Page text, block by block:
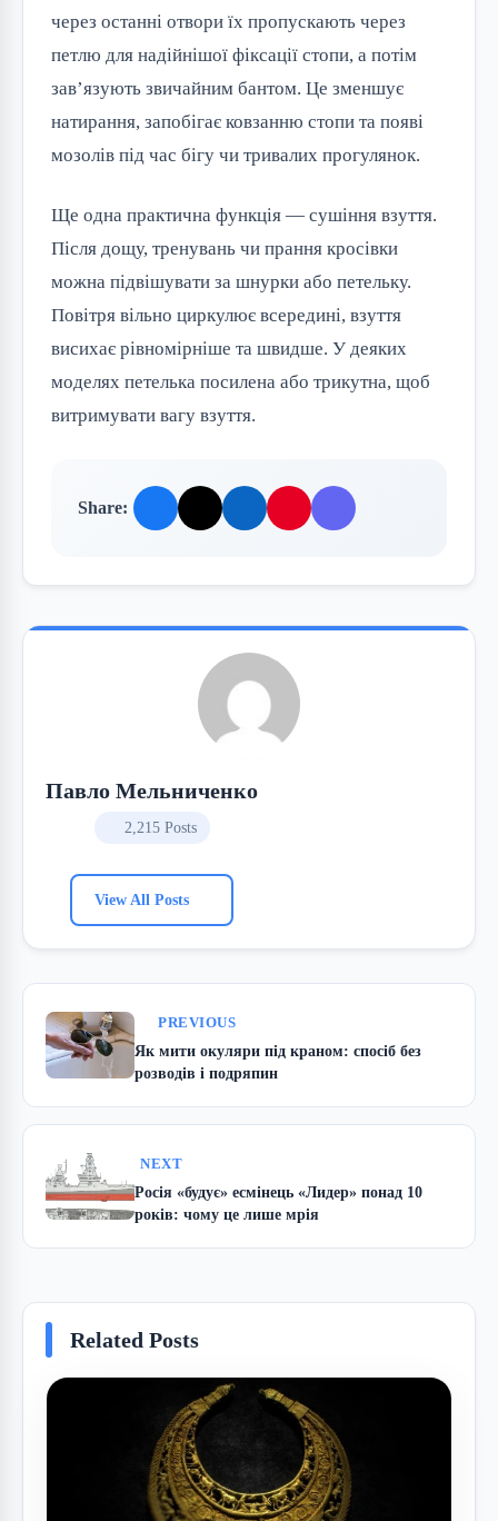
через останні отвори їх пропускають через
петлю для надійнішої фіксації стопи, а потім
зав’язують звичайним бантом. Це зменшує
натирання, запобігає ковзанню стопи та появі
мозолів під час бігу чи тривалих прогулянок.
Ще одна практична функція — сушіння взуття.
Після дощу, тренувань чи прання кросівки
можна підвішувати за шнурки або петельку.
Повітря вільно циркулює всередині, взуття
висихає рівномірніше та швидше. У деяких
моделях петелька посилена або трикутна, щоб
витримувати вагу взуття.
Share:
Павло Мельниченко
2,215 Posts
View All Posts
PREVIOUS
Як мити окуляри під краном: спосіб без
розводів і подряпин
NEXT
Росія «будує» есмінець «Лидер» понад 10
років: чому це лише мрія
Related Posts